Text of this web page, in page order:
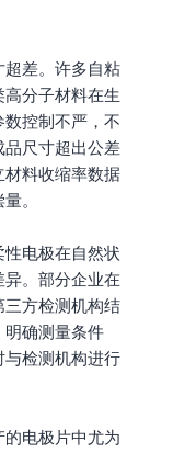
差。许多自粘
分子材料在生
控制不严，不
品尺寸超出公差
料收缩率数据
。
电极在自然状
。部分企业在
三方检测机构结
明确测量条件
与检测机构进行
电极片中尤为